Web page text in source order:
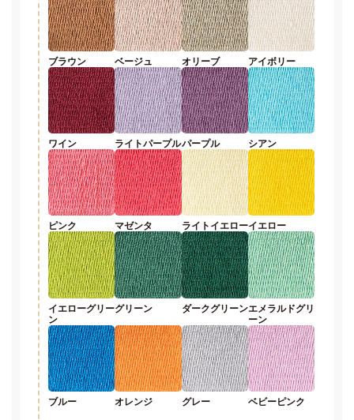
ブラウン ベージュ オリーブ アイボリー
ワイン ライトパープルパープル シアン
ピンク マゼンタ ライトイエローイエロー
イエローグリー
ン
グリーン ダークグリーンエメラルドグリ
ーン
ブルー オレンジ グレー ベビーピンク